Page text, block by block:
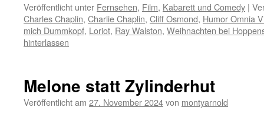
Veröffentlicht unter Fernsehen, Film, Kabarett und Comedy |
Charles Chaplin, Charlie Chaplin, Cliff Osmond, Humor Omnia
mich Dummkopf, Loriot, Ray Walston, Weihnachten bei
hinterlassen
Melone statt Zylinderhut
Veröffentlicht am 27. November 2024von montyarnold